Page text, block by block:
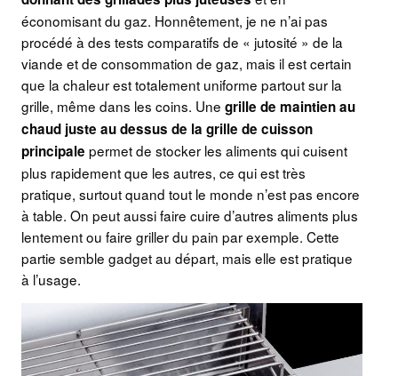
économisant du gaz. Honnêtement, je ne n’ai pas
procédé à des tests comparatifs de « jutosité » de la
viande et de consommation de gaz, mais il est certain
que la chaleur est totalement uniforme partout sur la
grille, même dans les coins. Une grille de maintien au
chaud juste au dessus de la grille de cuisson
principale permet de stocker les aliments qui cuisent
plus rapidement que les autres, ce qui est très
pratique, surtout quand tout le monde n’est pas encore
à table. On peut aussi faire cuire d’autres aliments plus
lentement ou faire griller du pain par exemple. Cette
partie semble gadget au départ, mais elle est pratique
à l’usage.